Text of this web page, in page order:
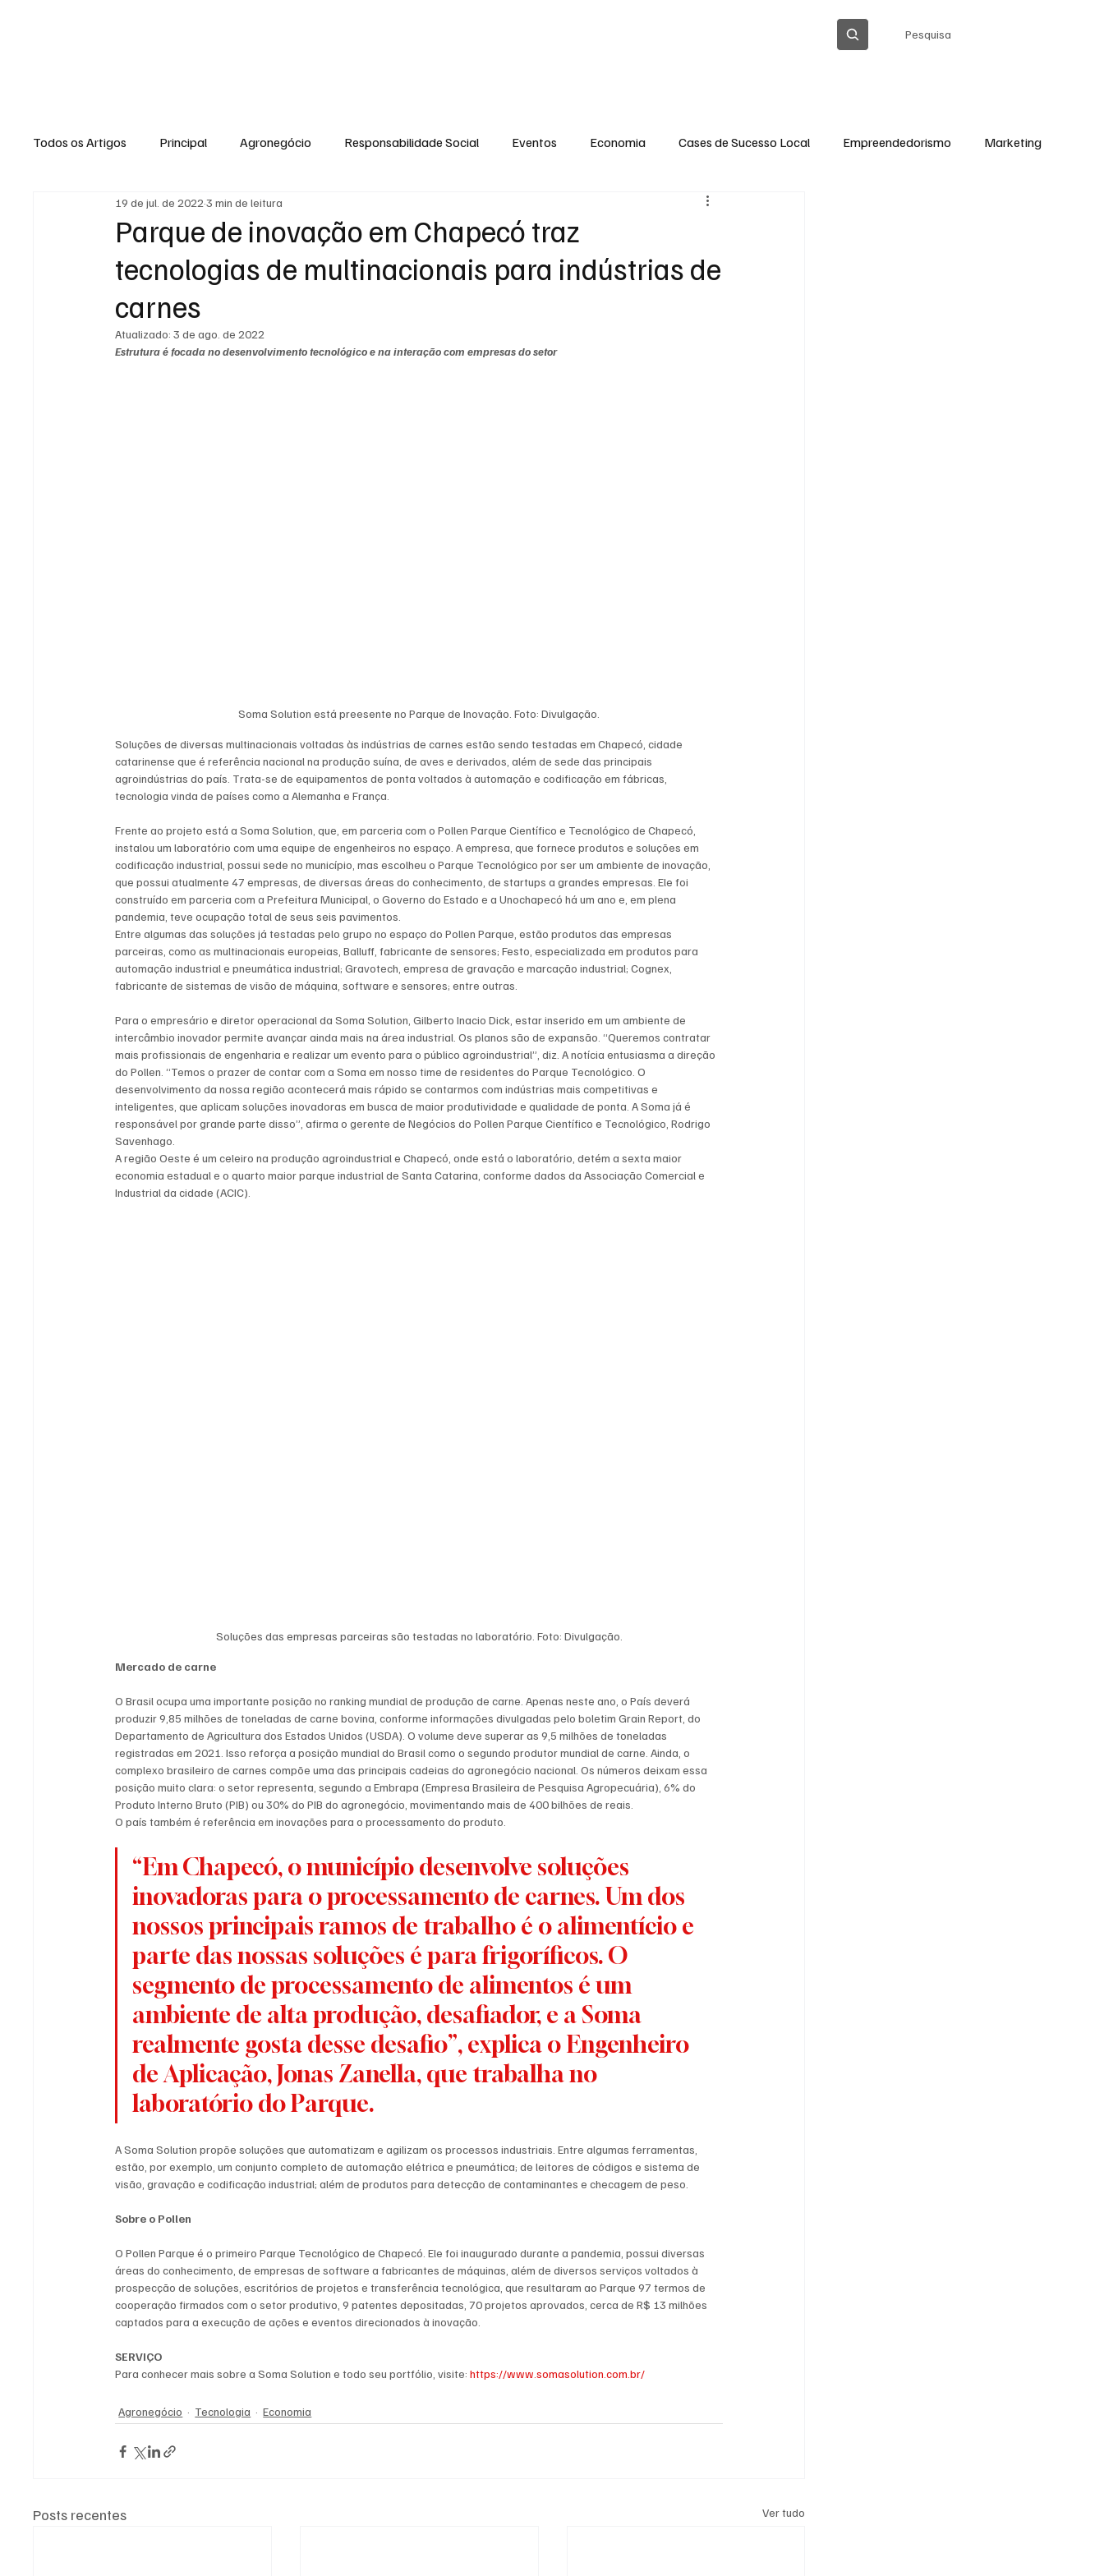
Pesquisa
Todos os Artigos Principal Agronegócio Responsabilidade Social Eventos Economia Cases de Sucesso Local Empreendedorismo Marketing
Expediente Morro do Coco Conselheiro Josino Espírito Santinho
Dielly Rangel Fabricyo Silvestre João Carlos Campista Fabricyo Serqueira Sérgio Lima Eventos
Auto Negócios Saúde Esportes
Parque de inovação em Chapecó traz
tecnologias de multinacionais para indústrias de
carnes
19 de jul. de 2022 3 min de leitura
Atualizado:3 de ago. de 2022
Estrutura é focada no desenvolvimento tecnológico e na interação com empresas do setor
Soma Solution está preesente no Parque de Inovação. Foto: Divulgação.
Soluções de diversas multinacionais voltadas às indústrias de carnes estão sendo testadas em Chapecó, cidade
catarinense que é referência nacional na produção suína, de aves e derivados, além de sede das principais
agroindústrias do país. Trata-se de equipamentos de ponta voltados à automação e codificação em fábricas,
tecnologia vinda de países como a Alemanha e França.
Frente ao projeto está a Soma Solution, que, em parceria com o Pollen Parque Científico e Tecnológico de Chapecó,
instalou um laboratório com uma equipe de engenheiros no espaço. A empresa, que fornece produtos e soluções em
codificação industrial, possui sede no município, mas escolheu o Parque Tecnológico por ser um ambiente de inovação,
que possui atualmente 47 empresas, de diversas áreas do conhecimento, de startups a grandes empresas. Ele foi
construído em parceria com a Prefeitura Municipal, o Governo do Estado e a Unochapecó há um ano e, em plena
pandemia, teve ocupação total de seus seis pavimentos.
Entre algumas das soluções já testadas pelo grupo no espaço do Pollen Parque, estão produtos das empresas
parceiras, como as multinacionais europeias, Balluff, fabricante de sensores; Festo, especializada em produtos para
automação industrial e pneumática industrial; Gravotech, empresa de gravação e marcação industrial; Cognex,
fabricante de sistemas de visão de máquina, software e sensores; entre outras.
Para o empresário e diretor operacional da Soma Solution, Gilberto Inacio Dick, estar inserido em um ambiente de
intercâmbio inovador permite avançar ainda mais na área industrial. Os planos são de expansão. “Queremos contratar
mais profissionais de engenharia e realizar um evento para o público agroindustrial”, diz. A notícia entusiasma a direção
do Pollen. “Temos o prazer de contar com a Soma em nosso time de residentes do Parque Tecnológico. O
desenvolvimento da nossa região acontecerá mais rápido se contarmos com indústrias mais competitivas e
inteligentes, que aplicam soluções inovadoras em busca de maior produtividade e qualidade de ponta. A Soma já é
responsável por grande parte disso”, afirma o gerente de Negócios do Pollen Parque Científico e Tecnológico, Rodrigo
Savenhago.
A região Oeste é um celeiro na produção agroindustrial e Chapecó, onde está o laboratório, detém a sexta maior
economia estadual e o quarto maior parque industrial de Santa Catarina, conforme dados da Associação Comercial e
Industrial da cidade (ACIC).
Soluções das empresas parceiras são testadas no laboratório. Foto: Divulgação.
Mercado de carne
O Brasil ocupa uma importante posição no ranking mundial de produção de carne. Apenas neste ano, o País deverá
produzir 9,85 milhões de toneladas de carne bovina, conforme informações divulgadas pelo boletim Grain Report, do
Departamento de Agricultura dos Estados Unidos (USDA). O volume deve superar as 9,5 milhões de toneladas
registradas em 2021. Isso reforça a posição mundial do Brasil como o segundo produtor mundial de carne. Ainda, o
complexo brasileiro de carnes compõe uma das principais cadeias do agronegócio nacional. Os números deixam essa
posição muito clara: o setor representa, segundo a Embrapa (Empresa Brasileira de Pesquisa Agropecuária), 6% do
Produto Interno Bruto (PIB) ou 30% do PIB do agronegócio, movimentando mais de 400 bilhões de reais.
O país também é referência em inovações para o processamento do produto.
“Em Chapecó, o município desenvolve soluções
inovadoras para o processamento de carnes. Um dos
nossos principais ramos de trabalho é o alimentício e
parte das nossas soluções é para frigoríficos. O
segmento de processamento de alimentos é um
ambiente de alta produção, desafiador, e a Soma
realmente gosta desse desafio”, explica o Engenheiro
de Aplicação, Jonas Zanella, que trabalha no
laboratório do Parque.
A Soma Solution propõe soluções que automatizam e agilizam os processos industriais. Entre algumas ferramentas,
estão, por exemplo, um conjunto completo de automação elétrica e pneumática; de leitores de códigos e sistema de
visão, gravação e codificação industrial; além de produtos para detecção de contaminantes e checagem de peso.
Sobre o Pollen
O Pollen Parque é o primeiro Parque Tecnológico de Chapecó. Ele foi inaugurado durante a pandemia, possui diversas
áreas do conhecimento, de empresas de software a fabricantes de máquinas, além de diversos serviços voltados à
prospecção de soluções, escritórios de projetos e transferência tecnológica, que resultaram ao Parque 97 termos de
cooperação firmados com o setor produtivo, 9 patentes depositadas, 70 projetos aprovados, cerca de R$ 13 milhões
captados para a execução de ações e eventos direcionados à inovação.
SERVIÇO
Para conhecer mais sobre a Soma Solution e todo seu portfólio, visite: https://www.somasolution.com.br/
Agronegócio Tecnologia Economia
Posts recentes Ver tudo